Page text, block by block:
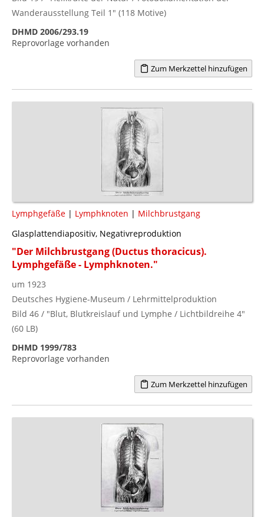
Wanderausstellung Teil 1" (118 Motive)
DHMD 2006/293.19
Reprovorlage vorhanden
Zum Merkzettel hinzufügen
Lymphgefäße | Lymphknoten | Milchbrustgang
Glasplattendiapositiv, Negativreproduktion
"Der Milchbrustgang (Ductus thoracicus).
Lymphgefäße - Lymphknoten."
um 1923
Deutsches Hygiene-Museum / Lehrmittelproduktion
Bild 46 / "Blut, Blutkreislauf und Lymphe / Lichtbildreihe 4"
(60 LB)
DHMD 1999/783
Reprovorlage vorhanden
Zum Merkzettel hinzufügen